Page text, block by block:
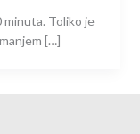
minuta. Toliko je
[…]